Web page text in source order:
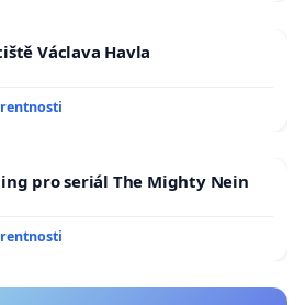
Václava Havla
pro seriál The Mighty Nein